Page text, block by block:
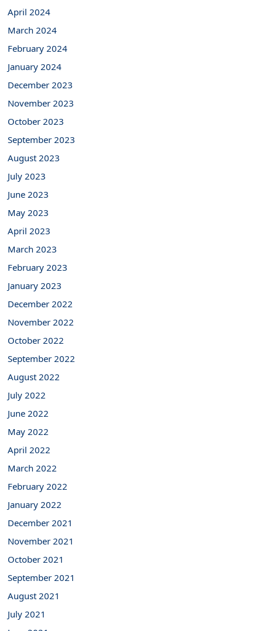
April 2024
March 2024
February 2024
January 2024
December 2023
November 2023
October 2023
September 2023
August 2023
July 2023
June 2023
May 2023
April 2023
March 2023
February 2023
January 2023
December 2022
November 2022
October 2022
September 2022
August 2022
July 2022
June 2022
May 2022
April 2022
March 2022
February 2022
January 2022
December 2021
November 2021
October 2021
September 2021
August 2021
July 2021